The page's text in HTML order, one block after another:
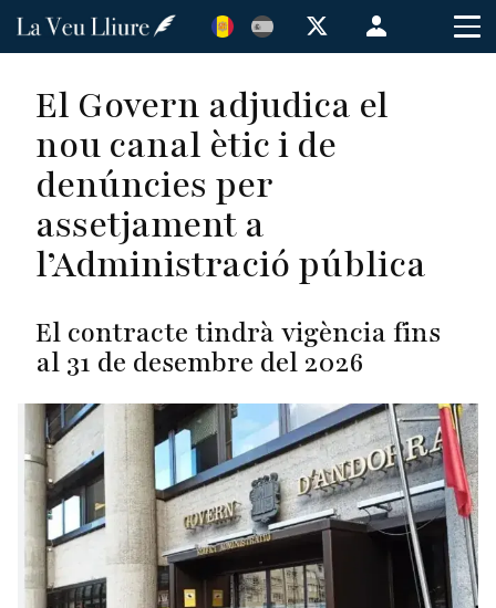
Vés
Menú
de
cuenta
de
El Govern adjudica el
nou canal ètic i de
denúncies per
assetjament a
l’Administració pública
El contracte tindrà vigència fins
al 31 de desembre del 2026